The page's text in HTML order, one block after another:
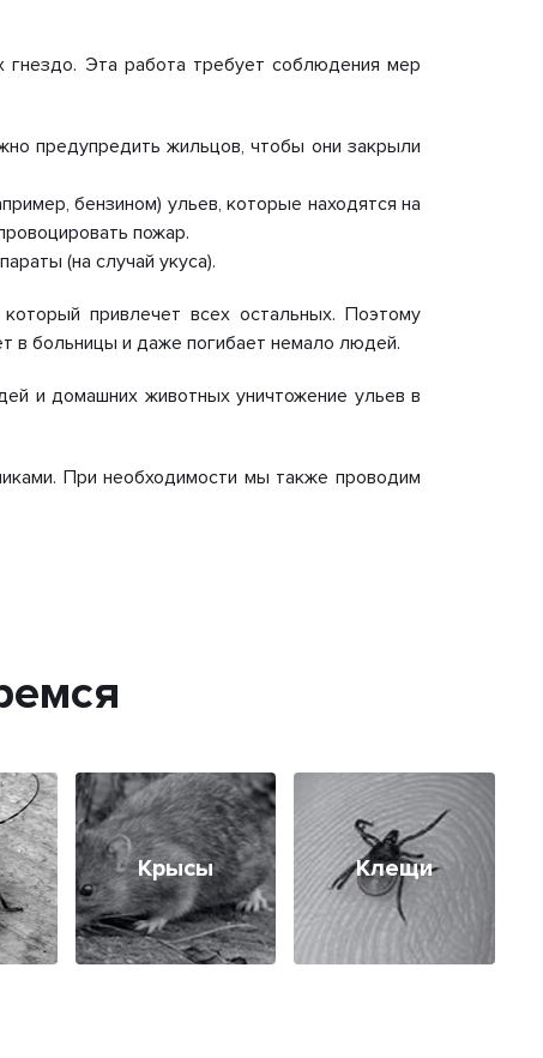
гнездо. Эта работа требует соблюдения мер
предупредить жильцов, чтобы они закрыли
бензином) ульев, которые находятся на
пожар.
(на случай укуса).
привлечет всех остальных. Поэтому
в больницы и даже погибает немало людей.
и домашних животных уничтожение ульев в
При необходимости мы также проводим
Крысы Клещи